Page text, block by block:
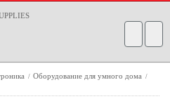
/ Оборудование для умного дома /